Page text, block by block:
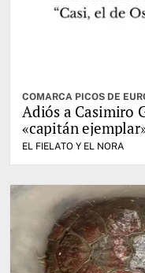
COMARCA PICOS DE
Adiós a Casimiro
«capitán
EL FIELATO Y EL NORA